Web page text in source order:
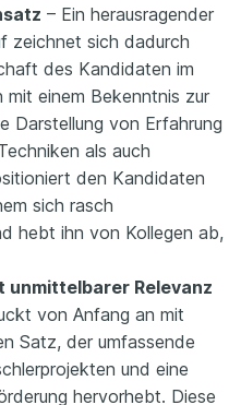
– Ein herausragender
zeichnet sich dadurch
des Kandidaten im
einem Bekenntnis zur
Darstellung von Erfahrung
als auch
den Kandidaten
sich rasch
hebt ihn von Kollegen ab,
unmittelbarer Relevanz
von Anfang an mit
Satz, der umfassende
und eine
hervorhebt. Diese